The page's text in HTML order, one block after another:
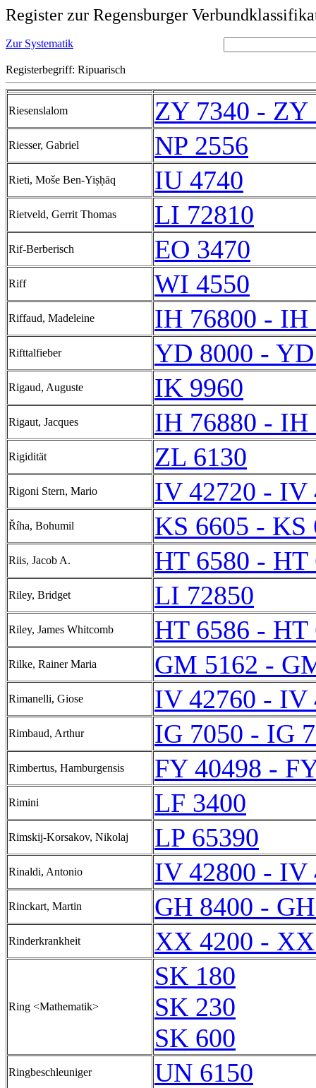
Register zur Regensburger
Zur Systematik
Registerbegriff: Ripuarisch
Riesenslalom ZY 7340 - ZY
Riesser, Gabriel NP 2556
Rieti, Moše Ben-Yiṣḥāq IU 4740
Rietveld, Gerrit Thomas LI 72810
Rif-Berberisch EO 3470
Riff WI 4550
Riffaud, Madeleine IH 76800 - IH
Rifttalfieber YD 8000 -
Rigaud, Auguste IK 9960
Rigaut, Jacques IH 76880 - IH
Rigidität ZL 6130
Rigoni Stern, Mario IV 42720 - IV
Říha, Bohumil KS 6605 - KS
Riis, Jacob A. HT 6580 - HT
Riley, Bridget LI 72850
Riley, James Whitcomb HT 6586 - HT
Rilke, Rainer Maria GM 5162 -
Rimanelli, Giose IV 42760 - IV
Rimbaud, Arthur IG 7050 - IG
Rimbertus, Hamburgensis FY 40498 -
Rimini LF 3400
Rimskij-Korsakov, Nikolaj LP 65390
Rinaldi, Antonio IV 42800 - IV
Rinckart, Martin GH 8400 -
Rinderkrankheit XX 4200 -
Ring <Mathematik>
SK 180
SK 230
SK 600
Ringbeschleuniger UN 6150